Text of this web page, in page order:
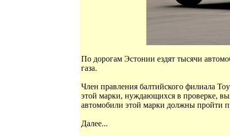
По дорогам Эстонии ездят тысячи
газа.
Член правления балтийского филиала
этой марки, нуждающихся в проверке,
автомобили этой марки должны пройти
Далее...